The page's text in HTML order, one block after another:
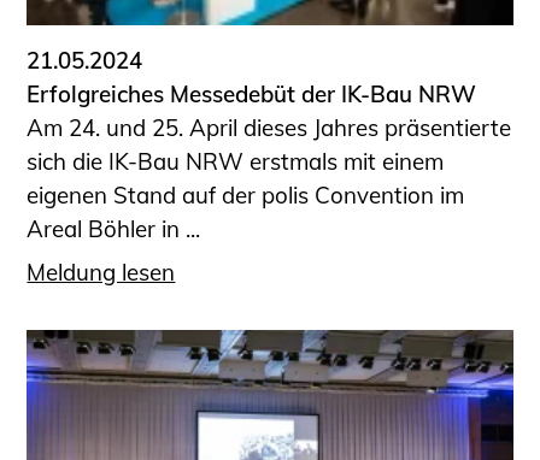
Kammer Newsletter
Presse
Kontakt und Anfahrt
Impressum
Datenschutz
Ingenieurakademie West
21.05.2024
Erfolgreiches Messedebüt der IK-Bau NRW
Am 24. und 25. April dieses Jahres präsentierte
sich die IK-Bau NRW erstmals mit einem
eigenen Stand auf der polis Convention im
Areal Böhler in ...
Meldung lesen